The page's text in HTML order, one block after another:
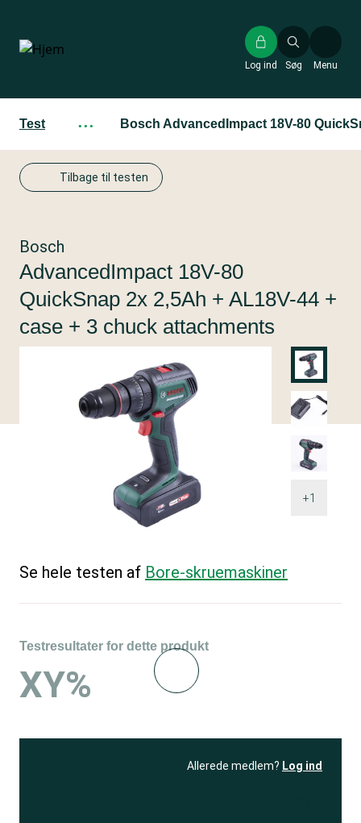
hovedindhold
Søg
Log ind Menu
Test ··· Bosch AdvancedImpact 18V-80
Tilbage til testen
+1
Bosch
AdvancedImpact 18V-80
QuickSnap 2x 2,5Ah + AL18V-44 +
case + 3 chuck attachments
Se hele testen af Bore-skruemaskiner
Testresultater for dette produkt
XY%
Allerede medlem? Log ind